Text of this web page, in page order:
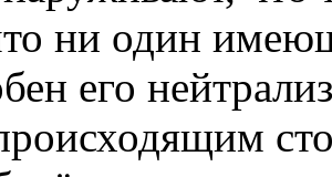
ни один
его